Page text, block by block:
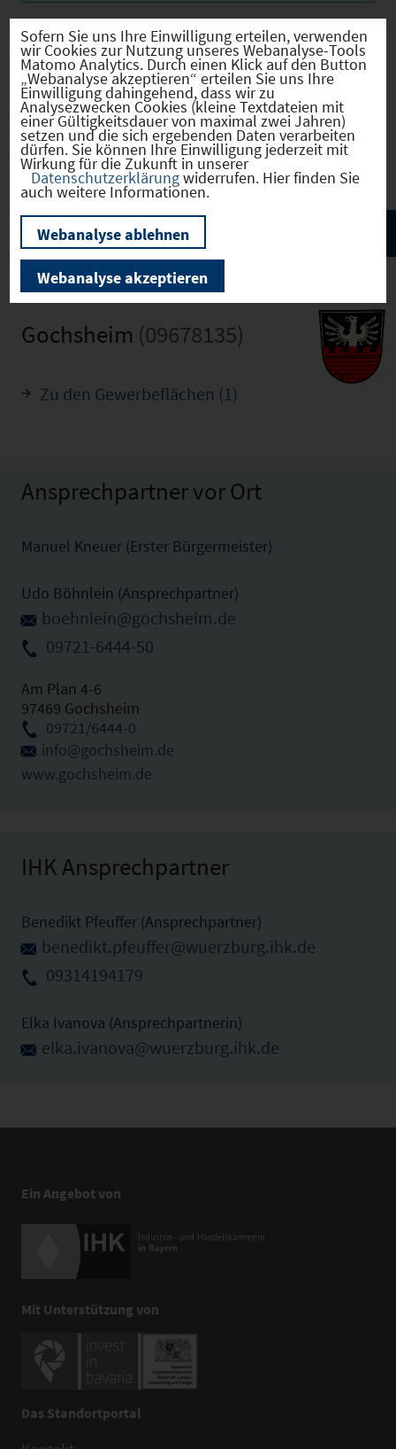
Verkehrsinfrastruktur
Kommunale Infrastruktur
Gochsheim (09678135)
Zu den Gewerbeflächen (1)
Ansprechpartner vor Ort
Manuel Kneuer (Erster Bürgermeister)
Udo Böhnlein (Ansprechpartner)
boehnlein@gochsheim.de
09721-6444-50
Am Plan 4-6
97469 Gochsheim
09721/6444-0
info@gochsheim.de
www.gochsheim.de
IHK Ansprechpartner
Benedikt Pfeuffer (Ansprechpartner)
benedikt.pfeuffer@wuerzburg.ihk.de
09314194179
Elka Ivanova (Ansprechpartnerin)
elka.ivanova@wuerzburg.ihk.de
Ein Angebot von
Mit Unterstützung von
Das Standortportal
Sofern Sie uns Ihre Einwilligung erteilen, verwenden
wir Cookies zur Nutzung unseres Webanalyse-Tools
Matomo Analytics. Durch einen Klick auf den Button
„Webanalyse akzeptieren“ erteilen Sie uns Ihre
Einwilligung dahingehend, dass wir zu
Analysezwecken Cookies (kleine Textdateien mit
einer Gültigkeitsdauer von maximal zwei Jahren)
setzen und die sich ergebenden Daten verarbeiten
dürfen. Sie können Ihre Einwilligung jederzeit mit
Wirkung für die Zukunft in unserer
Datenschutzerklärungwiderrufen. Hier finden Sie
auch weitere Informationen.
Webanalyse ablehnen
Webanalyse akzeptieren